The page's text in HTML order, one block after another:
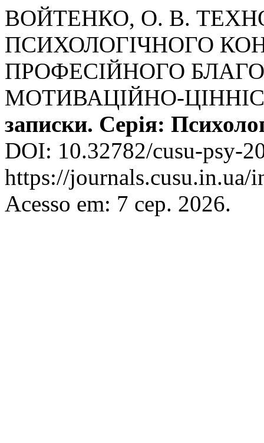
ВОЙТЕНКО, О. В.
ПСИХОЛОГІЧНОГО
ПРОФЕСІЙНОГО
МОТИВАЦІЙНО-
записки. Серія:
DOI: 10.32782/cusu-psy-
https://
Acesso em: 7 сер. 2026.